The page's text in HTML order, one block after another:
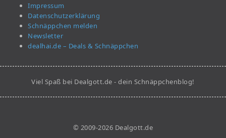
Impressum
Datenschutzerklärung
Schnäppchen melden
Newsletter
dealhai.de – Deals & Schnäppchen
Viel Spaß bei Dealgott.de - dein Schnäppchenblog!
© 2009-2026 Dealgott.de